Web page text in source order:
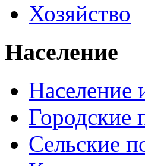
Хозяйство
Население
Население
Городские
Сельские